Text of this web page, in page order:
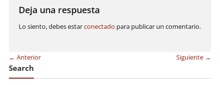
entradas
Deja una respuesta
Lo siento, debes estarconectado para publicar un comentario.
← Anterior Siguiente →
Search